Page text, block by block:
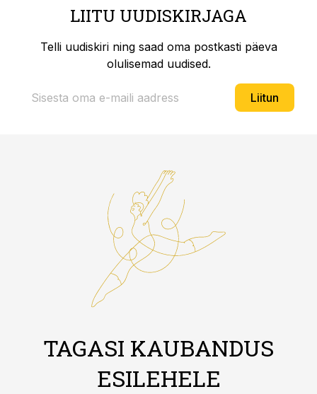
LIITU UUDISKIRJAGA
Telli uudiskiri ning saad oma postkasti päeva
olulisemad uudised.
Liitun
TAGASI KAUBANDUS
ESILEHELE